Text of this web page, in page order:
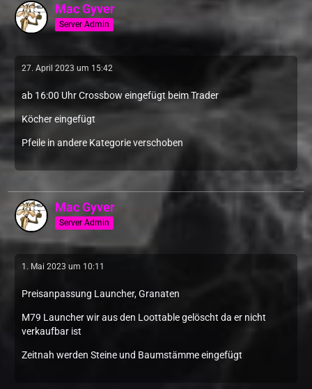
Mac Gyver
Server Admin
27. April 2023 um 15:42
ab 16:00 Uhr Crossbow eingefügt beim Trader
Köcher eingefügt
Pfeile in andere Kategorie verschoben
Mac Gyver
Server Admin
1. Mai 2023 um 10:11
Preisanpassung Launcher, Granaten
M79 Launcher wir aus den Loottable gelöscht da er nicht
verkaufbar ist
Zeitnah werden Steine und Baumstämme eingefügt